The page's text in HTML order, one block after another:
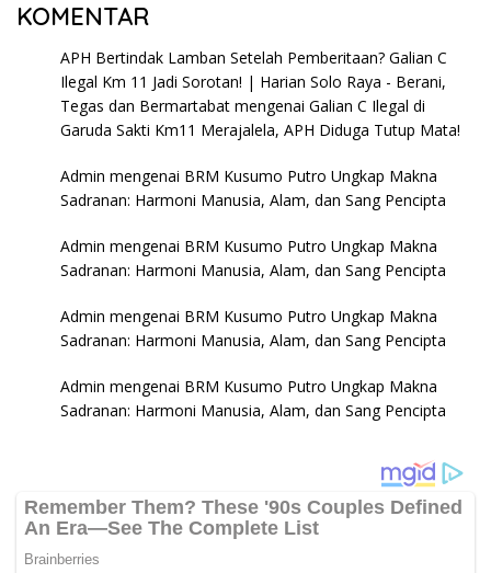
KOMENTAR
APH Bertindak Lamban Setelah Pemberitaan? Galian C
Ilegal Km 11 Jadi Sorotan! | Harian Solo Raya - Berani,
Tegas dan Bermartabat mengenai Galian C Ilegal di
Garuda Sakti Km11 Merajalela, APH Diduga Tutup Mata!
Admin mengenai BRM Kusumo Putro Ungkap Makna
Sadranan: Harmoni Manusia, Alam, dan Sang Pencipta
Admin mengenai BRM Kusumo Putro Ungkap Makna
Sadranan: Harmoni Manusia, Alam, dan Sang Pencipta
Admin mengenai BRM Kusumo Putro Ungkap Makna
Sadranan: Harmoni Manusia, Alam, dan Sang Pencipta
Admin mengenai BRM Kusumo Putro Ungkap Makna
Sadranan: Harmoni Manusia, Alam, dan Sang Pencipta